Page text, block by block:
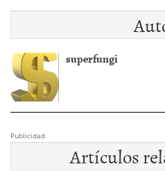
superfungi
Publicidad
Artículos